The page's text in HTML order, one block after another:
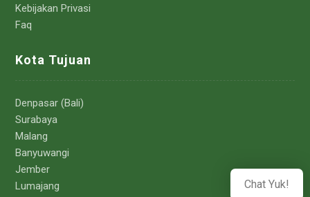
Kebijakan Privasi
Faq
Kota Tujuan
Denpasar (Bali)
Surabaya
Malang
Banyuwangi
Jember
Lumajang
Chat Yuk!